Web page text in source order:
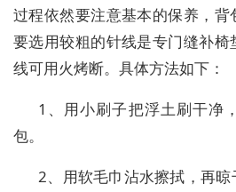
过程依然要注意基本的保养，
要选用较粗的针线是专门缝补
线可用火烤断。具体方法如下：
1、 用小刷子把浮土刷干净
包。
2、 用软毛巾沾水擦拭，再